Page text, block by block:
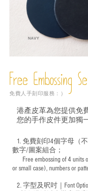
Free Embossing
免費人手刻印服務：）
港產皮革為您提供免
您的手作皮件更加獨
1. 免費刻印4個字母（
數字/圖案組合；
Free embossing of 4 units
or small case), numbers or
2. 字型及呎吋｜ Font